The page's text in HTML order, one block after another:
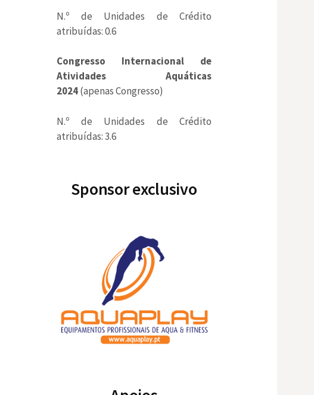
N.º de Unidades de Crédito
atribuídas: 0.6
Congresso Internacional de
Atividades Aquáticas
2024(apenas Congresso)
N.º de Unidades de Crédito
atribuídas: 3.6
Sponsor exclusivo